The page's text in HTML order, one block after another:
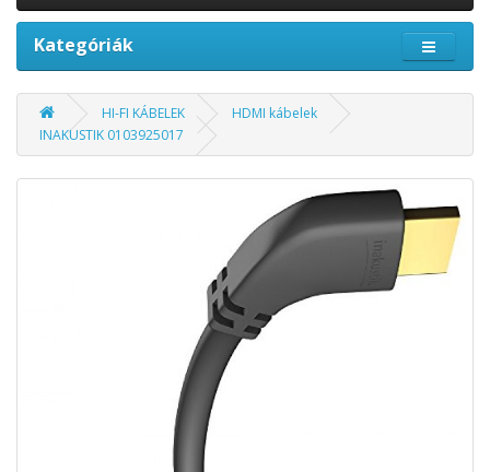
Kategóriák
HI-FI KÁBELEK
HDMI kábelek
INAKUSTIK 0103925017